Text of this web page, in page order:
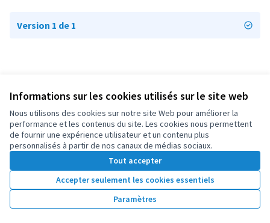
Informations sur les cookies utilisés sur le site web
Nous utilisons des cookies sur notre site Web pour améliorer la
performance et les contenus du site. Les cookies nous permettent
de fournir une expérience utilisateur et un contenu plus
personnalisés à partir de nos canaux de médias sociaux.
Tout accepter
Accepter seulement les cookies essentiels
Paramètres
Version 1 de 1
Conditions d'utilisation
Paramètres des cookies
OIDP sur X
(Lien externe)
OIDP sur Facebook
(Lien externe)
OIDP sur YouTube
(Lien externe)
Français
Choose languageChoisir la langueElegir el idioma
Site réalisé grâce aulogiciel libre Decidim .
Licence
(Lien